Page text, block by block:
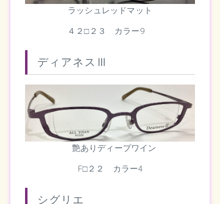
ラッシュレッドマット
４２□２３ カラー9
ディアネスⅢ
艶ありディープワイン
F□２２ カラー4
シグリエ